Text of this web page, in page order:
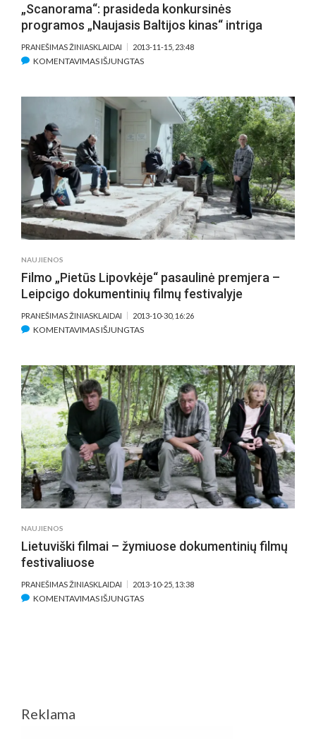
„Scanorama“: prasideda konkursinės
programos „Naujasis Baltijos kinas“ intriga
PRANEŠIMAS ŽINIASKLAIDAI 2013-11-15, 23:48
KOMENTAVIMAS IŠJUNGTASĮRAŠE
KONKURSINĖS
PROGRAMOS
„NAUJASIS
BALTIJOS
KINAS“
INTRIGA
NAUJIENOS
Filmo „Pietūs Lipovkėje“ pasaulinė premjera –
Leipcigo dokumentinių filmų festivalyje
PRANEŠIMAS ŽINIASKLAIDAI 2013-10-30, 16:26
KOMENTAVIMAS IŠJUNGTASĮRAŠE
LIPOVKĖJE“
PASAULINĖ
PREMJERA
–
LEIPCIGO
DOKUMENTINIŲ
FILMŲ
FESTIVALYJE
NAUJIENOS
Lietuviški filmai – žymiuose dokumentinių filmų
festivaliuose
PRANEŠIMAS ŽINIASKLAIDAI 2013-10-25, 13:38
KOMENTAVIMAS IŠJUNGTASĮRAŠE
Reklama